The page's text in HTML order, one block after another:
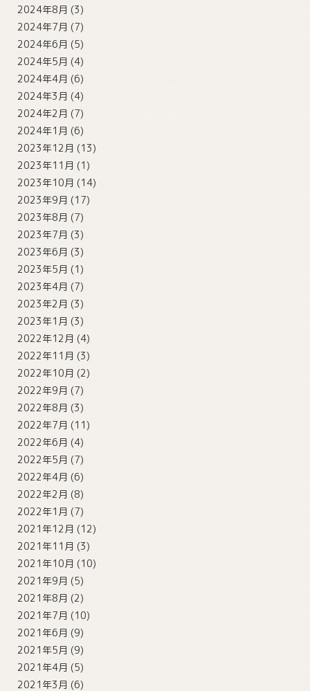
2024年8月 (3)
2024年7月 (7)
2024年6月 (5)
2024年5月 (4)
2024年4月 (6)
2024年3月 (4)
2024年2月 (7)
2024年1月 (6)
2023年12月 (13)
2023年11月 (1)
2023年10月 (14)
2023年9月 (17)
2023年8月 (7)
2023年7月 (3)
2023年6月 (3)
2023年5月 (1)
2023年4月 (7)
2023年2月 (3)
2023年1月 (3)
2022年12月 (4)
2022年11月 (3)
2022年10月 (2)
2022年9月 (7)
2022年8月 (3)
2022年7月 (11)
2022年6月 (4)
2022年5月 (7)
2022年4月 (6)
2022年2月 (8)
2022年1月 (7)
2021年12月 (12)
2021年11月 (3)
2021年10月 (10)
2021年9月 (5)
2021年8月 (2)
2021年7月 (10)
2021年6月 (9)
2021年5月 (9)
2021年4月 (5)
2021年3月 (6)